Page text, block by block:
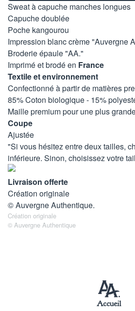
Sweat à capuche manches longues
Capuche doublée
Poche kangourou
Impression blanc crème "Auvergne
Broderie épaule "AA."
Imprimé et brodé en France
Textile et environnement
Confectionné à partir de matières
85% Coton biologique - 15%
Maille premium pour une plus
Coupe
Ajustée
"Si vous hésitez entre deux tailles,
inférieure. Sinon, choisissez votre
Livraison offerte
Création originale
© Auvergne Authentique.
Création originale
© Auvergne Authentique
Accueil